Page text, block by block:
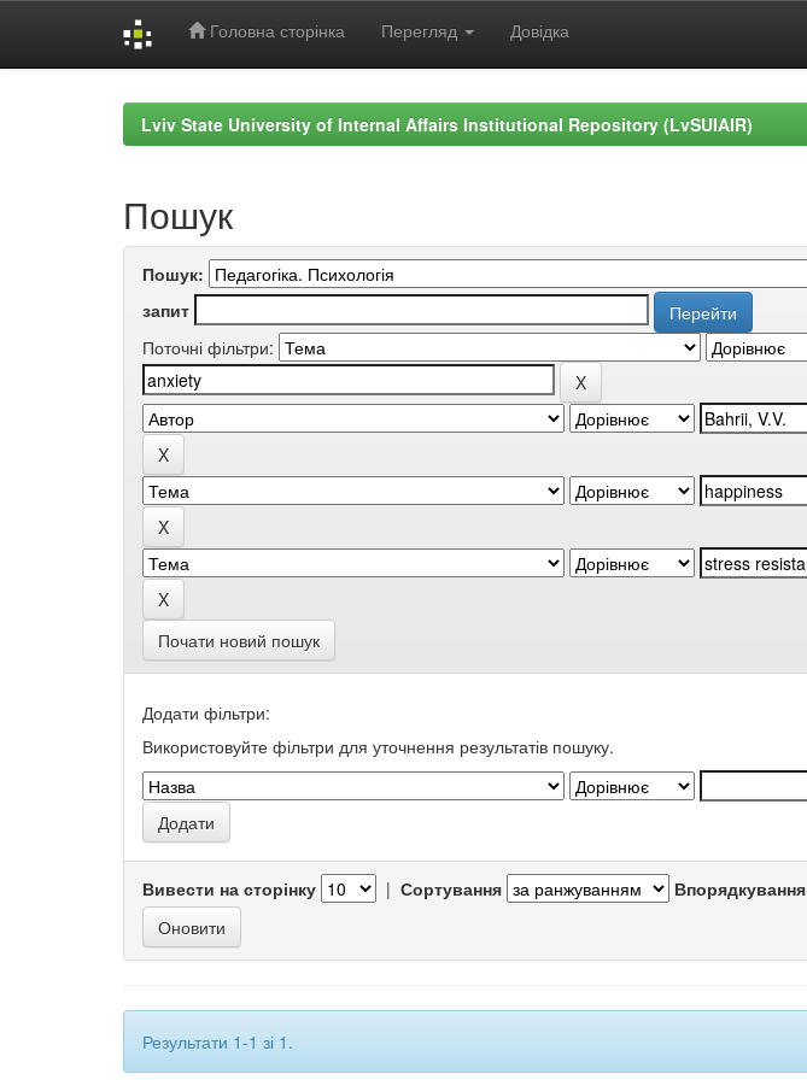
Головна сторінка Перегляд Довідка
Lviv State University of Internal Affairs Institutional Repository (LvSUIAIR)
Пошук
Пошук:
запит
Поточні фільтри:
Почати новий пошук
Додати фільтри:
Використовуйте фільтри для уточнення результатів пошуку.
Вивести на сторінку | Сортування Впорядкування
Результати 1-1 зі 1.